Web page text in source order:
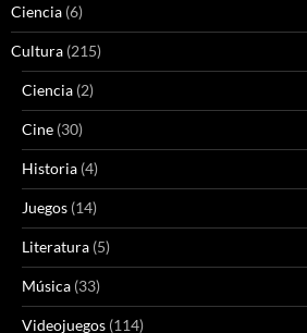
Ciencia (6)
Cultura (215)
Ciencia (2)
Cine (30)
Historia (4)
Juegos (14)
Literatura (5)
Música (33)
Videojuegos (114)